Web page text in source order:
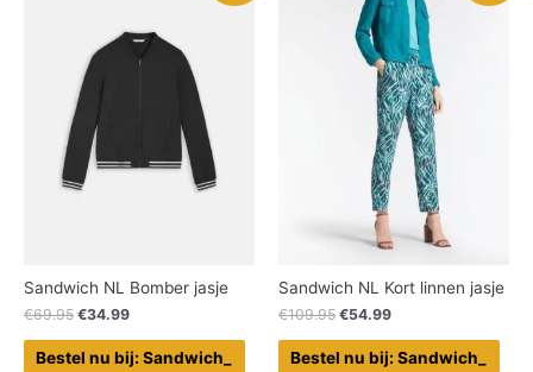
Sandwich NL Bomber jasje
€69.95 €34.99
Bestel nu bij: Sandwich_
Sandwich NL Kort linnen jasje
€109.95 €54.99
Bestel nu bij: Sandwich_